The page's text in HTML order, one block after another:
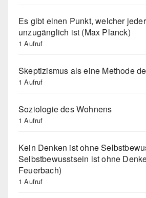
Es gibt einen Punkt, welcher
unzugänglich ist (Max Planck)
1 Aufruf
Skeptizismus als eine Methode
1 Aufruf
Soziologie des Wohnens
1 Aufruf
Kein Denken ist ohne
Selbstbewusstsein ist ohne
Feuerbach)
1 Aufruf